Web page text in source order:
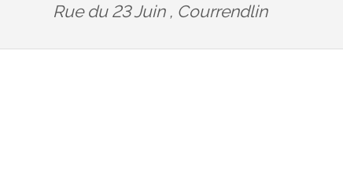
Rue du 23 Juin , Courrendlin